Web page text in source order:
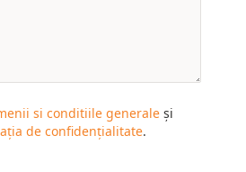
si conditiile generale și
de confidențialitate.